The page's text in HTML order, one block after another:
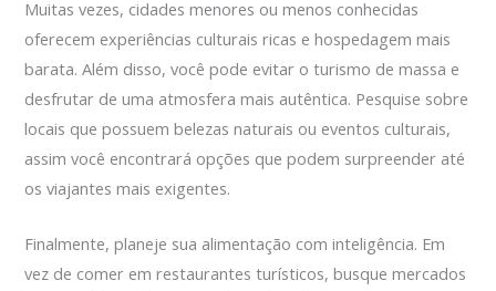
Muitas vezes, cidades menores ou menos conhecidas
oferecem experiências culturais ricas e hospedagem mais
barata. Além disso, você pode evitar o turismo de massa e
desfrutar de uma atmosfera mais autêntica. Pesquise sobre
locais que possuem belezas naturais ou eventos culturais,
assim você encontrará opções que podem surpreender até
os viajantes mais exigentes.
Finalmente, planeje sua alimentação com inteligência. Em
vez de comer em restaurantes turísticos, busque mercados